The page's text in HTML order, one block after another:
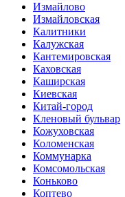
Измайлово
Измайловская
Калитники
Калужская
Кантемировская
Каховская
Каширская
Киевская
Китай-город
Кленовый бульвар
Кожуховская
Коломенская
Коммунарка
Комсомольская
Коньково
Коптево